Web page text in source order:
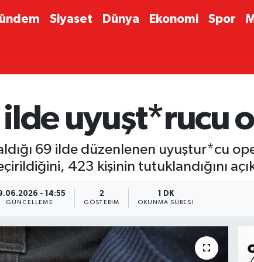
Siyaset Dünya Ekonomi Spor
uyuşt*rucu
69 ilde düzenlenen uyuştur*cu
423 kişinin tutuklandığını
- 14:55
GÜNCELLEME
2
GÖSTERIM
1 DK
OKUNMA SÜRESI